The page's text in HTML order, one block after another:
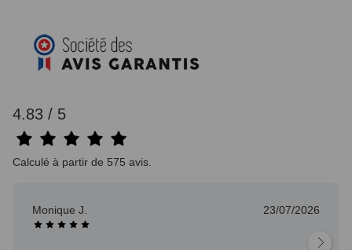
4.83 / 5
Calculé à partir de 575 avis.
07/2026